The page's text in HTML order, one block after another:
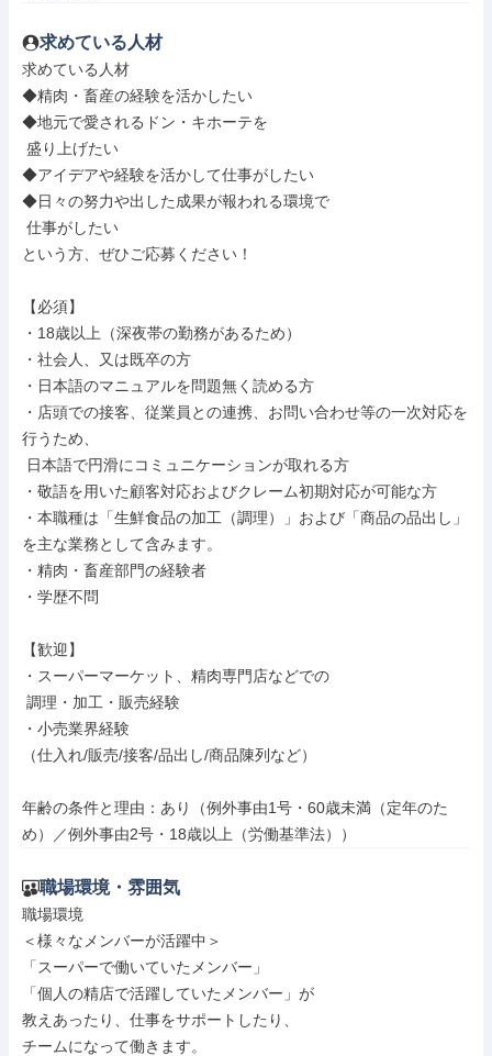
求めている人材
求めている人材
◆精肉・畜産の経験を活かしたい
◆地元で愛されるドン・キホーテを
◆アイデアや経験を活かして仕事がしたい
◆日々の努力や出した成果が報われる環境で
という方、ぜひご応募ください！
【必須】
・18歳以上（深夜帯の勤務があるため）
・社会人、又は既卒の方
・日本語のマニュアルを問題無く読める方
・店頭での接客、従業員との連携、お問い合わせ等の一次対応を
行うため、
・敬語を用いた顧客対応およびクレーム初期対応が可能な方
・本職種は「生鮮食品の加工（調理）」および「商品の品出し」
を主な業務として含みます。
・精肉・畜産部門の経験者
・学歴不問
【歓迎】
・スーパーマーケット、精肉専門店などでの
・小売業界経験
（仕入れ/販売/接客/品出し/商品陳列など）
年齢の条件と理由：あり（例外事由1号・60歳未満（定年のた
め）／例外事由2号・18歳以上（労働基準法））
職場環境・雰囲気
職場環境
＜様々なメンバーが活躍中＞
「スーパーで働いていたメンバー」
「個人の精店で活躍していたメンバー」が
教えあったり、仕事をサポートしたり、
チームになって働きます。